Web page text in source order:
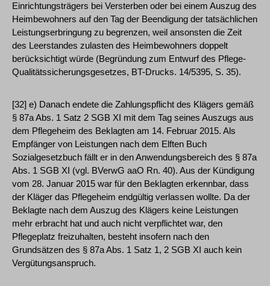
Einrichtungsträgers bei Versterben oder bei einem Auszug des
Heimbewohners auf den Tag der Beendigung der tatsächlichen
Leistungserbringung zu begrenzen, weil ansonsten die Zeit
des Leerstandes zulasten des Heimbewohners doppelt
berücksichtigt würde (Begründung zum Entwurf des Pflege-
Qualitätssicherungsgesetzes, BT-Drucks. 14/5395, S. 35).
[32] e) Danach endete die Zahlungspflicht des Klägers gemäß
§ 87a Abs. 1 Satz 2 SGB XI mit dem Tag seines Auszugs aus
dem Pflegeheim des Beklagten am 14. Februar 2015. Als
Empfänger von Leistungen nach dem Elften Buch
Sozialgesetzbuch fällt er in den Anwendungsbereich des § 87a
Abs. 1 SGB XI (vgl. BVerwG aaO Rn. 40). Aus der Kündigung
vom 28. Januar 2015 war für den Beklagten erkennbar, dass
der Kläger das Pflegeheim endgültig verlassen wollte. Da der
Beklagte nach dem Auszug des Klägers keine Leistungen
mehr erbracht hat und auch nicht verpflichtet war, den
Pflegeplatz freizuhalten, besteht insofern nach den
Grundsätzen des § 87a Abs. 1 Satz 1, 2 SGB XI auch kein
Vergütungsanspruch.